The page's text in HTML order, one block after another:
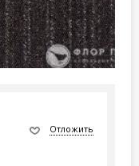
Отложить